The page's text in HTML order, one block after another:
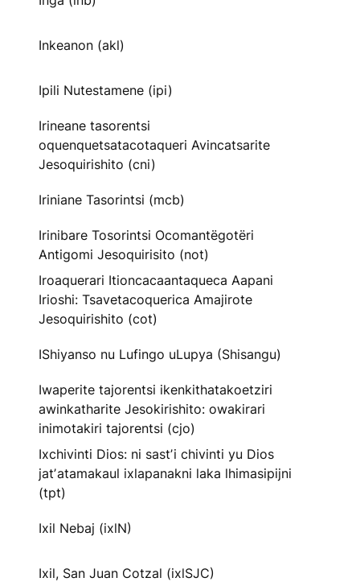
Inkeanon (akl)
Ipili Nutestamene (ipi)
Irineane tasorentsi
oquenquetsatacotaqueri Avincatsarite
Jesoquirishito (cni)
Iriniane Tasorintsi (mcb)
Irinibare Tosorintsi Ocomantëgotëri
Antigomi Jesoquirisito (not)
Iroaquerari Itioncacaantaqueca Aapani
Irioshi: Tsavetacoquerica Amajirote
Jesoquirishito (cot)
IShiyanso nu Lufingo uLupya (Shisangu)
Iwaperite tajorentsi ikenkithatakoetziri
awinkatharite Jesokirishito: owakirari
inimotakiri tajorentsi (cjo)
Ixchivinti Dios: ni sastʼi chivinti yu Dios
jatʼatamakaul ixlapanakni laka lhimasipijni
(tpt)
Ixil Nebaj (ixlN)
Ixil, San Juan Cotzal (ixlSJC)